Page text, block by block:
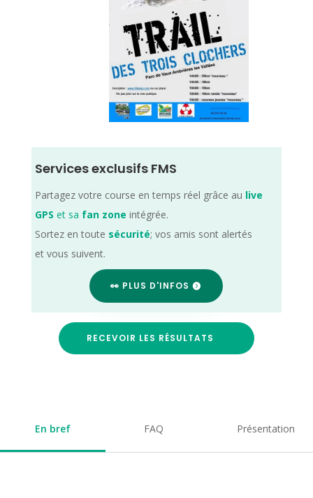
Services exclusifs FMS
Partagez votre course en temps réel grâce au live
GPS et sa fan zone intégrée.
Sortez en toute sécurité; vos amis sont alertés
et vous suivent.
👀 PLUS D'INFOS
RECEVOIR LES RÉSULTATS
En bref FAQ Présentation